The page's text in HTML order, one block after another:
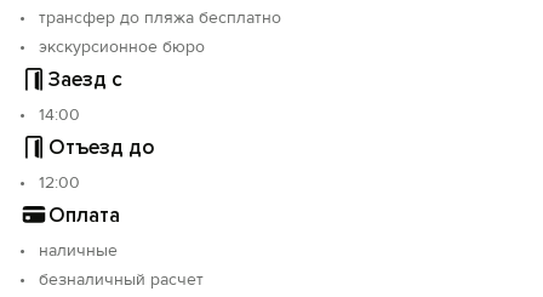
трансфер до пляжа бесплатно
экскурсионное бюро
Заезд с
14:00
Отъезд до
12:00
Оплата
наличные
безналичный расчет